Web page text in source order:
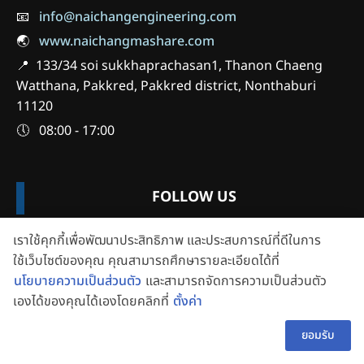
📧 info@naichangengineering.com
🌏 www.naichangmashare.com
📍 133/34 soi sukkhaprachasan1, Thanon Chaeng
Watthana, Pakkred, Pakkred district, Nonthaburi
11120
🕔 08:00 - 17:00
FOLLOW US
เราใช้คุกกี้เพื่อพัฒนาประสิทธิภาพ และประสบการณ์ที่ดีในการ
ใช้เว็บไซต์ของคุณ คุณสามารถศึกษารายละเอียดได้ที่
นโยบายความเป็นส่วนตัว และสามารถจัดการความเป็นส่วนตัว
เองได้ของคุณได้เองโดยคลิกที่ ตั้งค่า
ยอมรับ